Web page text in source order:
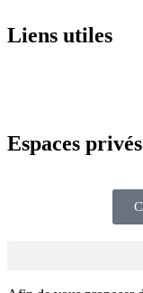
Liens utiles
Espaces privés